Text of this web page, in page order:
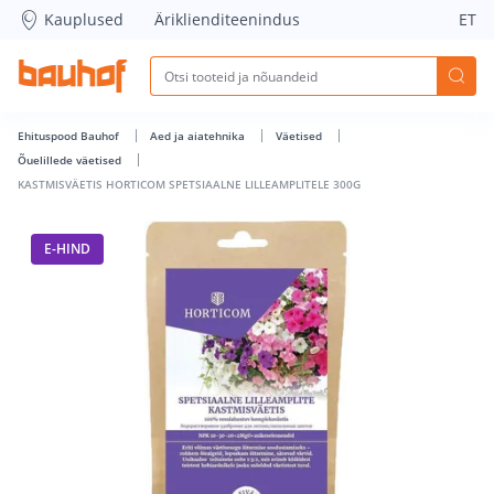
KASTMISVÄETIS HORTICOM SPETSIAALNE
Kauplused Äriklienditeenindus ET
Ehituspood Bauhof Aed ja aiatehnika
Väetised
Õuelillede väetised
KASTMISVÄETIS HORTICOM SPETSIAALNE LILLEAMPLITELE 300G
E-HIND